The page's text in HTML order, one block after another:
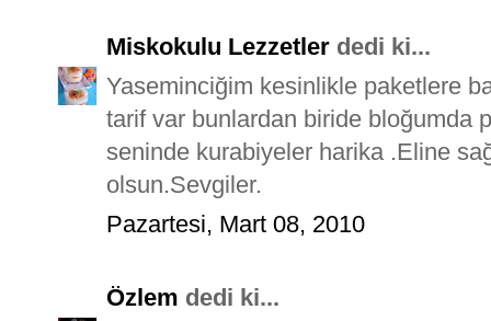
Miskokulu Lezzetler dedi ki...
Yaseminciğim kesinlikle paketlere
tarif var bunlardan biride bloğumda
seninde kurabiyeler harika .Eline
olsun.Sevgiler.
Pazartesi, Mart 08, 2010
Özlem dedi ki...